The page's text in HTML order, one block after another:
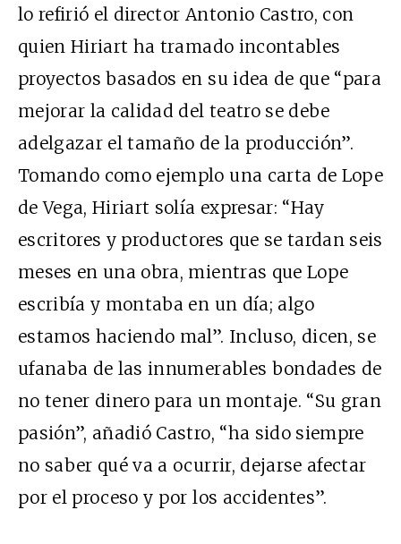
lo refirió el director Antonio Castro, con
quien Hiriart ha tramado incontables
proyectos basados en su idea de que “para
mejorar la calidad del teatro se debe
adelgazar el tamaño de la producción”.
Tomando como ejemplo una carta de Lope
de Vega, Hiriart solía expresar: “Hay
escritores y productores que se tardan seis
meses en una obra, mientras que Lope
escribía y montaba en un día; algo
estamos haciendo mal”. Incluso, dicen, se
ufanaba de las innumerables bondades de
no tener dinero para un montaje. “Su gran
pasión”, añadió Castro, “ha sido siempre
no saber qué va a ocurrir, dejarse afectar
por el proceso y por los accidentes”.